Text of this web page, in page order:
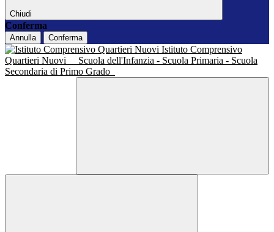
Chiudi
Conferma
Annulla Conferma
Istituto Comprensivo
Quartieri Nuovi
Scuola dell'Infanzia - Scuola Primaria - Scuola
Secondaria di Primo Grado